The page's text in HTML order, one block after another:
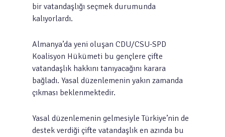
bir vatandaşlığı seçmek durumunda
kalıyorlardı.
Almanya’da yeni oluşan CDU/CSU-SPD
Koalisyon Hükümeti bu gençlere çifte
vatandaşlık hakkını tanıyacağını karara
bağladı. Yasal düzenlemenin yakın zamanda
çıkması beklenmektedir.
Yasal düzenlemenin gelmesiyle Türkiye’nin de
destek verdiği çifte vatandaşlık en azında bu